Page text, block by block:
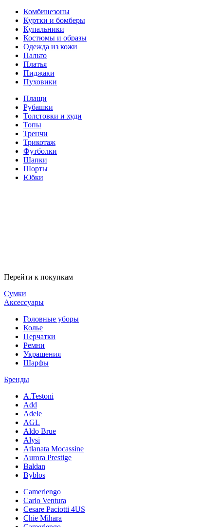
Комбинезоны
Куртки и бомберы
Купальники
Костюмы и образы
Одежда из кожи
Пальто
Платья
Пиджаки
Пуховики
Плащи
Рубашки
Толстовки и худи
Топы
Тренчи
Трикотаж
Футболки
Шапки
Шорты
Юбки
Перейти к покупкам
Сумки
Аксессуары
Головные уборы
Колье
Перчатки
Ремни
Украшения
Шарфы
Бренды
A.Testoni
Add
Adele
AGL
Aldo Brue
Alysi
Atlanata Mocassine
Aurora Prestige
Baldan
Byblos
Camerlengo
Carlo Ventura
Cesare Paciotti 4US
Chie Mihara